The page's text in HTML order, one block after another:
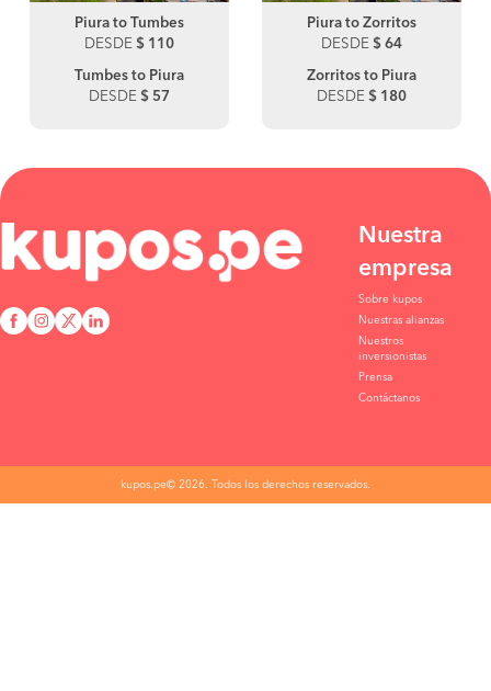
Piura to Tumbes
DESDE $ 110
Tumbes to Piura
DESDE $ 57
Piura to Zorritos
DESDE $ 64
Zorritos to Piura
DESDE $ 180
Nuestra
empresa
Sobre kupos
Nuestras alianzas
Nuestros
inversionistas
Prensa
Contáctanos
kupos.pe© 2026. Todos los derechos reservados.